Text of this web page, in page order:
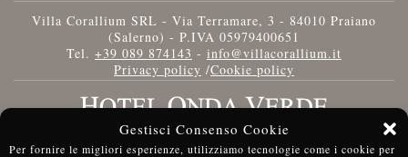
Gestisci Consenso Cookie
Per fornire le migliori esperienze, utilizziamo tecnologie come i cookie per
Villa Corallium SRL - Via Terramare, 3 - 84010 Praiano
(Salerno) - P.IVA 05979400651
Tel. +39 089 874143 - info@villacorallium.it
Privacy policy /Cookie policy